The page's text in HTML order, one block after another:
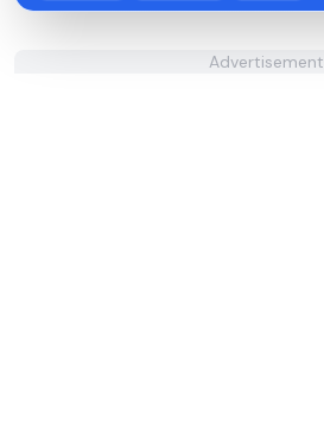
Advertisement